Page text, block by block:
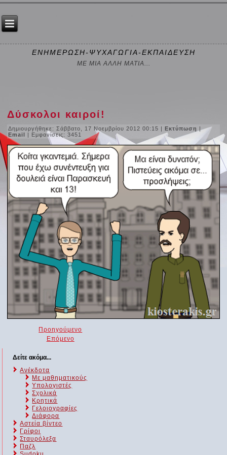
ΕΝΗΜΕΡΩΣΗ-ΨΥΧΑΓΩΓΙΑ-ΕΚΠΑΙΔΕΥΣΗ
ΜΕ ΜΙΑ ΑΛΛΗ ΜΑΤΙΑ...
Δύσκολοι καιροί!
Δημιουργήθηκε: Σάββατο, 17 Νοεμβρίου 2012 00:15 |Εκτύπωση |
Email | Εμφανίσεις: 3451
Προηγούμενο
Επόμενο
Δείτε ακόμα...
Ανέκδοτα
Με μαθηματικούς
Υπολογιστές
Σχολικά
Κρητικά
Γελοιογραφίες
Διάφορα
Αστεία βίντεο
Γρίφοι
Σταυρόλεξα
Παζλ